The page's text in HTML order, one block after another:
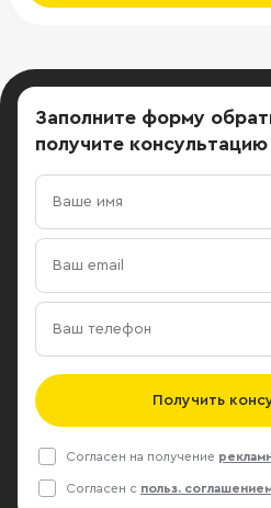
Заполните форму
получите консультацию
Получить
Согласен на получение
Согласен с польз.